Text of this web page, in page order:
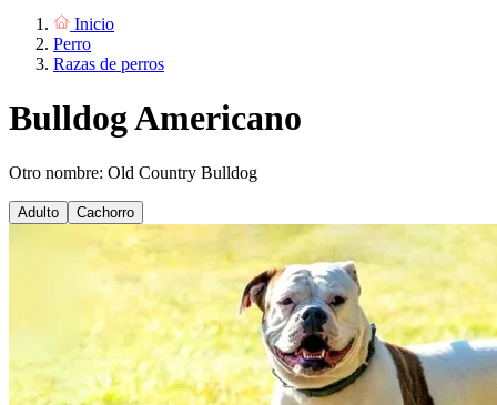
Inicio
Perro
Razas de perros
Bulldog Americano
Otro nombre: Old Country Bulldog
Adulto Cachorro